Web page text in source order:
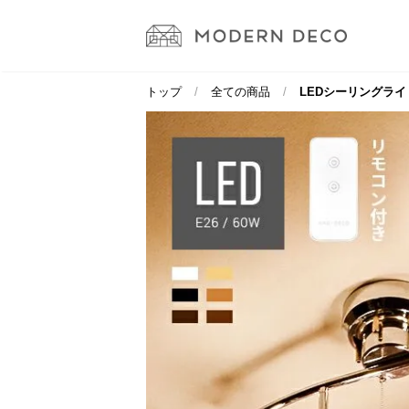
トップ 全ての商品 LEDシーリングラ